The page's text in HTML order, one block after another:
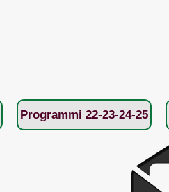
Programmi 22-23-24-25